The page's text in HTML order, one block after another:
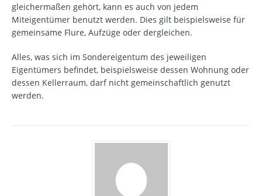
gleichermaßen gehört, kann es auch von jedem
Miteigentümer benutzt werden. Dies gilt beispielsweise für
gemeinsame Flure, Aufzüge oder dergleichen.
Alles, was sich im Sondereigentum des jeweiligen
Eigentümers befindet, beispielsweise dessen Wohnung oder
dessen Kellerraum, darf nicht gemeinschaftlich genutzt
werden.